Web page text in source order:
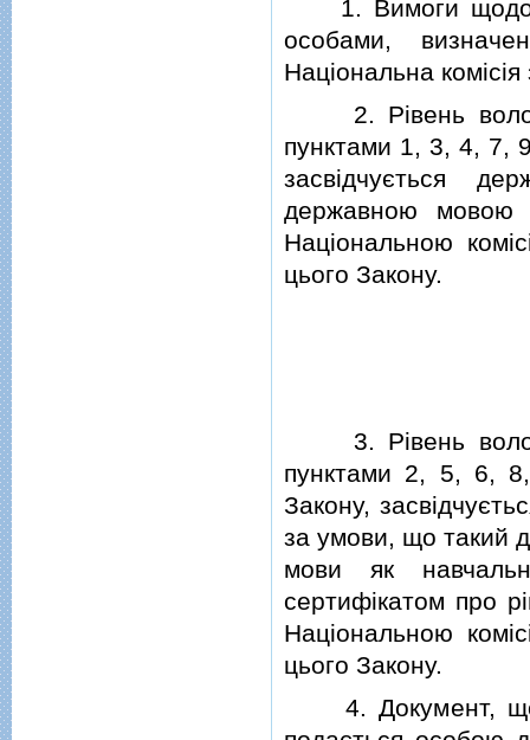
1. Вимоги щодо
особами,
Нацiональна комiсiя
2. Рiвень
пунктами 1, 3, 4, 7,
засвiдчується
державною мовою
Нацiональною
цього Закону.
3. Рiвень
пунктами 2, 5, 6,
Закону,
за умови, що такий
мови як
сертифiкатом про
Нацiональною
цього Закону.
4. Документ, що